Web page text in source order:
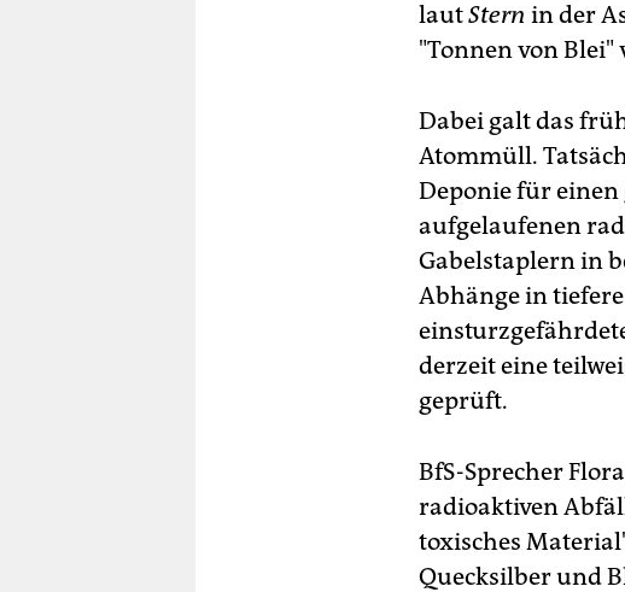
lautStern in der
"Tonnen von Blei"
Dabei galt das
Atommüll.
Deponie für
aufgelaufenen
Gabelstaplern in
Abhänge in
derzeit eine
geprüft.
BfS-Sprecher
radioaktiven
toxisches
Quecksilber und